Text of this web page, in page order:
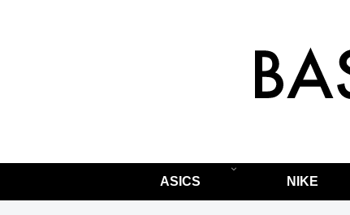
ASICS NIKE